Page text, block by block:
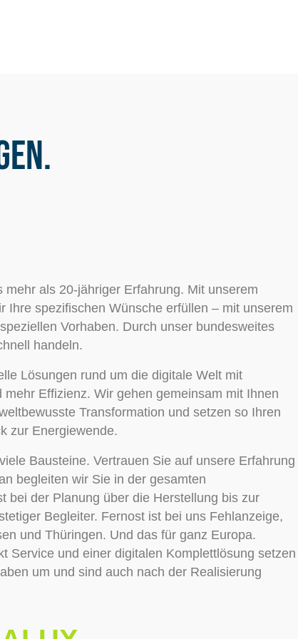
als 20-jähriger Erfahrung. Mit unserem
Ihre spezifischen Wünsche erfüllen – mit unserem
Vorhaben. Durch unser bundesweites
handeln.
Lösungen rund um die digitale Welt mit
Effizienz. Wir gehen gemeinsam mit Ihnen
Transformation und setzen so Ihren
zur Energiewende.
Bausteine. Vertrauen Sie auf unsere Erfahrung
begleiten wir Sie in der gesamten
bei der Planung über die Herstellung bis zur
Begleiter. Fernost ist bei uns Fehlanzeige,
und Thüringen. Und das für ganz Europa.
Service und einer digitalen Komplettlösung setzen
um und sind auch nach der Realisierung